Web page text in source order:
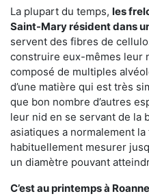
La plupart du temps, les
Saint-Mary résident dans
servent des fibres de
construire eux-mêmes leur
composé de multiples
d’une matière qui est très
que bon nombre d’autres
leur nid en se servant de la
asiatiques a normalement
habituellement mesurer
un diamètre pouvant
C’est au printemps à